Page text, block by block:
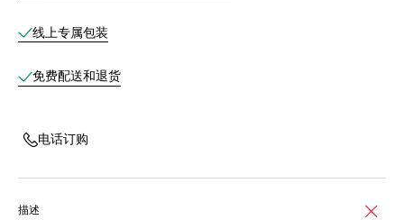
线上专属包装
免费配送和退货
电话订购
描述